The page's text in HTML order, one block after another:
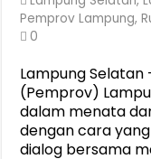
Pemprov Lampung,
0
Lampung
(Pemprov)
dalam menata
dengan cara
dialog bersama